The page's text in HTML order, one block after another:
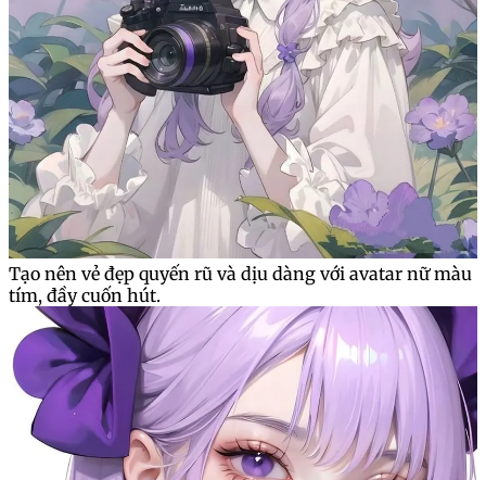
Tạo nên vẻ đẹp quyến rũ và dịu dàng với avatar nữ màu
tím, đầy cuốn hút.